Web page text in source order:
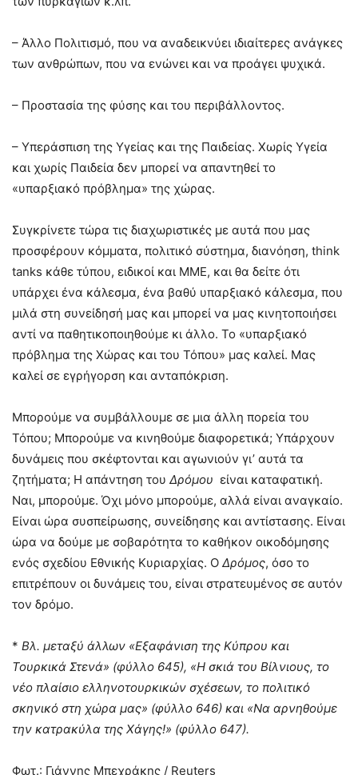
– Άλλο Πολιτισμό, που να αναδεικνύει ιδιαίτερες ανάγκες
των ανθρώπων, που να ενώνει και να προάγει ψυχικά.
– Προστασία της φύσης και του περιβάλλοντος.
– Υπεράσπιση της Υγείας και της Παιδείας. Χωρίς Υγεία
και χωρίς Παιδεία δεν μπορεί να απαντηθεί το
«υπαρξιακό πρόβλημα» της χώρας.
Συγκρίνετε τώρα τις διαχωριστικές με αυτά που μας
προσφέρουν κόμματα, πολιτικό σύστημα, διανόηση, think
tanks κάθε τύπου, ειδικοί και ΜΜΕ, και θα δείτε ότι
υπάρχει ένα κάλεσμα, ένα βαθύ υπαρξιακό κάλεσμα, που
μιλά στη συνείδησή μας και μπορεί να μας κινητοποιήσει
αντί να παθητικοποιηθούμε κι άλλο. Το «υπαρξιακό
πρόβλημα της Χώρας και του Τόπου» μας καλεί. Μας
καλεί σε εγρήγορση και ανταπόκριση.
Μπορούμε να συμβάλλουμε σε μια άλλη πορεία του
Τόπου; Μπορούμε να κινηθούμε διαφορετικά; Υπάρχουν
δυνάμεις που σκέφτονται και αγωνιούν γι’ αυτά τα
ζητήματα; Η απάντηση του Δρόμου είναι καταφατική.
Ναι, μπορούμε. Όχι μόνο μπορούμε, αλλά είναι αναγκαίο.
Είναι ώρα συσπείρωσης, συνείδησης και αντίστασης. Είναι
ώρα να δούμε με σοβαρότητα το καθήκον οικοδόμησης
ενός σχεδίου Εθνικής Κυριαρχίας. Ο Δρόμος, όσο το
επιτρέπουν οι δυνάμεις του, είναι στρατευμένος σε αυτόν
τον δρόμο.
* Βλ. μεταξύ άλλων «Εξαφάνιση της Κύπρου και
Τουρκικά Στενά» (φύλλο 645), «Η σκιά του Βίλνιους, το
νέο πλαίσιο ελληνοτουρκικών σχέσεων, το πολιτικό
σκηνικό στη χώρα μας» (φύλλο 646) και «Να αρνηθούμε
την κατρακύλα της Χάγης!» (φύλλο 647).
Φωτ.: Γιάννης Μπεχράκης / Reuters